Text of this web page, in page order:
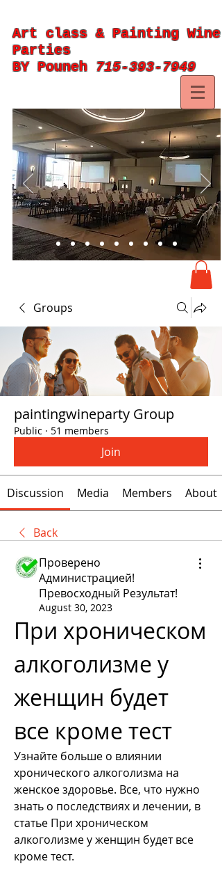
Art class & Painting Wine
Parties
BY Pouneh 715-393-7949
Groups
paintingwineparty Group
Public · 51 members
Join
Discussion Media Members About
Back
Проверено
Администрацией!
Превосходный Результат!
August 30, 2023
При хроническом
алкоголизме у
женщин будет
все кроме тест
Узнайте больше о влиянии
хронического алкоголизма на
женское здоровье. Все, что нужно
знать о последствиях и лечении, в
статье При хроническом
алкоголизме у женщин будет все
кроме тест.